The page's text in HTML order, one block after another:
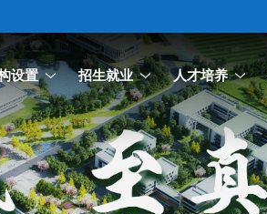
设置 招生就业 人才培养